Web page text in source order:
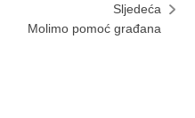
Sljedeća
Molimo pomoć građana